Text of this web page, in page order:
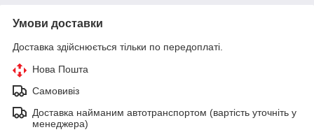
Умови доставки
Доставка здійснюється тільки по передоплаті.
Нова Пошта
Самовивіз
Доставка найманим автотранспортом (вартість уточніть у
менеджера)